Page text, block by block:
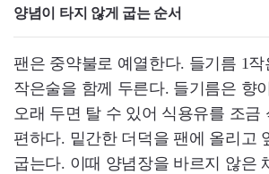
양념이 타지 않게 굽는 순서
팬은 중약불로 예열한다. 들기름 1
작은술을 함께 두른다. 들기름은 향
오래 두면 탈 수 있어 식용유를 조금
편하다. 밑간한 더덕을 팬에 올리고
굽는다. 이때 양념장을 바르지 않은